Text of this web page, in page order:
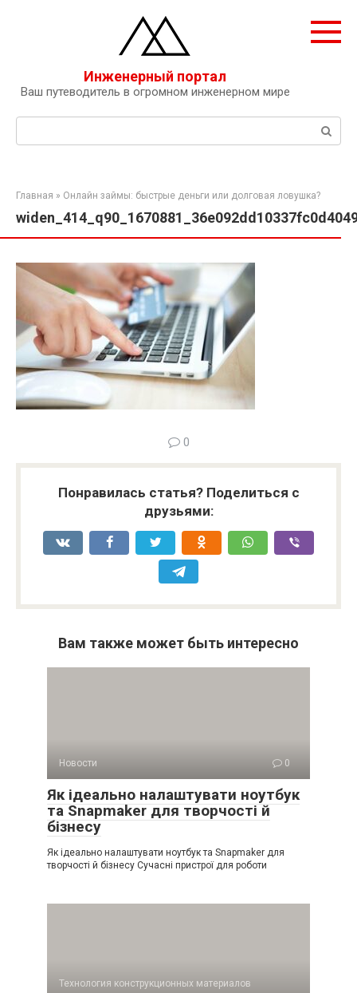
Инженерный портал
Ваш путеводитель в огромном инженерном мире
Поиск:
Главная » Онлайн займы: быстрые деньги или долговая ловушка?
0
Понравилась статья? Поделиться с
друзьями:
Вам также может быть интересно
Новости 0
Як ідеально налаштувати ноутбук
та Snapmaker для творчості й
бізнесу
Як ідеально налаштувати ноутбук та Snapmaker для
творчості й бізнесу Сучасні пристрої для роботи
Технология конструкционных материалов